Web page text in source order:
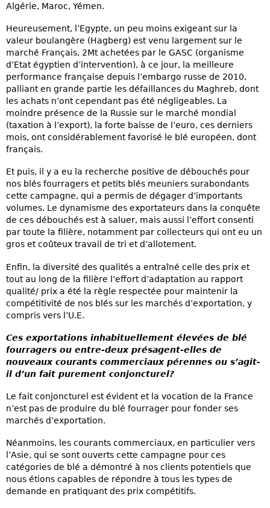
Algérie, Maroc, Yémen.
Heureusement, l’Egypte, un peu moins exigeant sur la
valeur boulangère (Hagberg) est venu largement sur le
marché Français, 2Mt achetées par le GASC (organisme
d’Etat égyptien d’intervention), à ce jour, la meilleure
performance française depuis l’embargo russe de 2010,
palliant en grande partie les défaillances du Maghreb, dont
les achats n’ont cependant pas été négligeables. La
moindre présence de la Russie sur le marché mondial
(taxation à l’export), la forte baisse de l’euro, ces derniers
mois, ont considérablement favorisé le blé européen, dont
français.
Et puis, il y a eu la recherche positive de débouchés pour
nos blés fourragers et petits blés meuniers surabondants
cette campagne, qui a permis de dégager d’importants
volumes. Le dynamisme des exportateurs dans la conquête
de ces débouchés est à saluer, mais aussi l’effort consenti
par toute la filière, notamment par collecteurs qui ont eu un
gros et coûteux travail de tri et d’allotement.
Enfin, la diversité des qualités a entraîné celle des prix et
tout au long de la filière l’effort d’adaptation au rapport
qualité/ prix a été la règle respectée pour maintenir la
compétitivité de nos blés sur les marchés d’exportation, y
compris vers l’U.E.
Ces exportations inhabituellement élevées de blé
fourragers ou entre-deux présagent-elles de
nouveaux courants commerciaux pérennes ou s’agit-
il d’un fait purement conjoncturel?
Le fait conjoncturel est évident et la vocation de la France
n’est pas de produire du blé fourrager pour fonder ses
marchés d’exportation.
Néanmoins, les courants commerciaux, en particulier vers
l’Asie, qui se sont ouverts cette campagne pour ces
catégories de blé a démontré à nos clients potentiels que
nous étions capables de répondre à tous les types de
demande en pratiquant des prix compétitifs.